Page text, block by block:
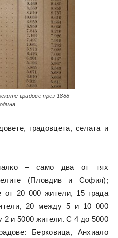
градове през 1888
градовцета, селата и
– само два от тях
(Пловдив и София);
от 20 000 жители, 15 града
20 между 5 и 10 000
2 и 5000 жители. С 4 до 5000
Берковица, Анхиало